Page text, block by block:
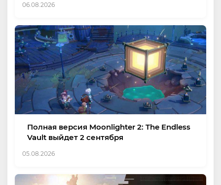
06.08.2026
Полная версия Moonlighter 2: The Endless
Vault выйдет 2 сентября
05.08.2026